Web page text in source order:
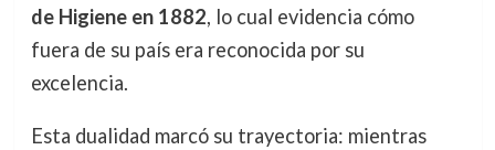
de Higiene en 1882, lo cual evidencia cómo
fuera de su país era reconocida por su
excelencia.
Esta dualidad marcó su trayectoria: mientras